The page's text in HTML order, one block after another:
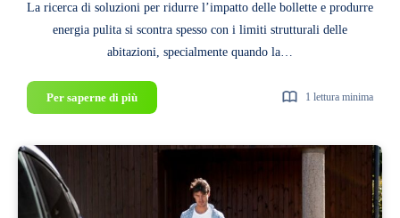
La ricerca di soluzioni per ridurre l’impatto delle bollette e produrre
energia pulita si scontra spesso con i limiti strutturali delle
abitazioni, specialmente quando la…
Per saperne di piùSolar
Carport:
1 lettura minima